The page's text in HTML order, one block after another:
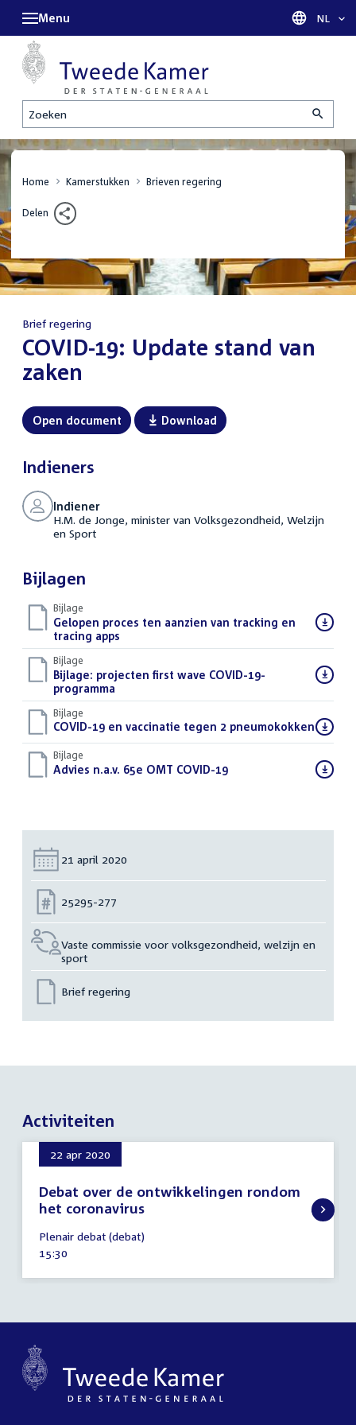
Zoeken
Menu Taal
NL
Home Kamerstukken Brieven regering
Delen
Brief regering
:COVID-19: Update stand van
zaken
Open document Download
Indieners
Indiener
H.M. de Jonge, minister van Volksgezondheid, Welzijn
en Sport
Bijlagen
Bijlage
Download
bestand:
Gelopen proces ten aanzien van tracking en
tracing apps
Bijlage
Download
bestand:
Bijlage: projecten first wave COVID-19-
programma
Bijlage
Download
bestand:
COVID-19 en vaccinatie tegen 2 pneumokokken(PDF)
Bijlage
Download
Advies n.a.v. 65e OMT COVID-19(PDF)
Datum:
21 april 2020
Nummer:
25295-277
Vaste commissie voor volksgezondheid, welzijn en
sport
Brief regering
Activiteiten
22 apr 2020
Debat over de ontwikkelingen rondom
het coronavirus
april
2020
Plenair debat (debat)
Tijd
15:30